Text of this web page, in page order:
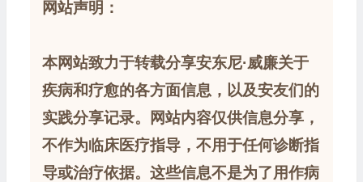
网站声明：
本网站致力于转载分享安东尼·威廉关于
疾病和疗愈的各方面信息，以及安友们的
实践分享记录。网站内容仅供信息分享，
不作为临床医疗指导，不用于任何诊断指
导或治疗依据。这些信息不是为了用作病